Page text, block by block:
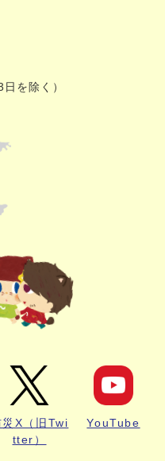
を除く）
災X（旧Twi
tter）
YouTube